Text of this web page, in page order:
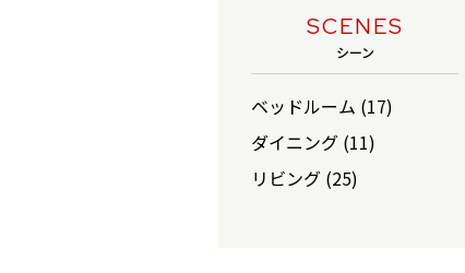
SCENES
シーン
ベッドルーム (17)
ダイニング (11)
リビング (25)